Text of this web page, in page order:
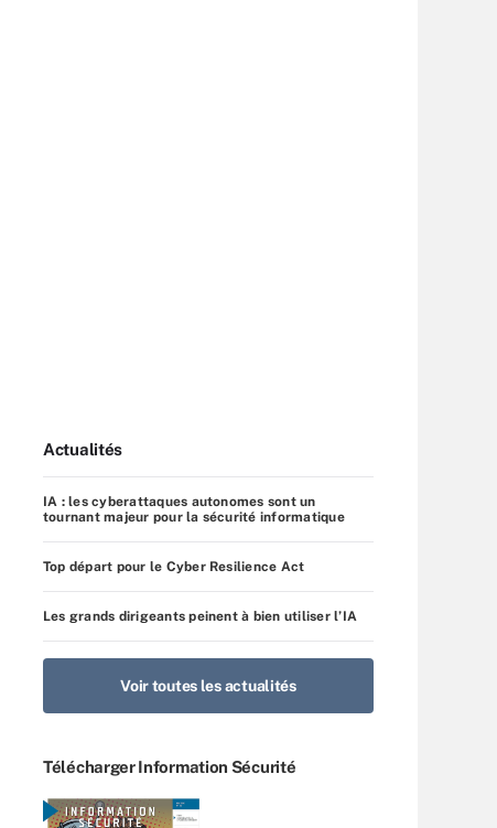
Actualités
IA : les cyberattaques autonomes sont un
tournant majeur pour la sécurité informatique
Top départ pour le Cyber Resilience Act
Les grands dirigeants peinent à bien utiliser l’IA
Voir toutes les actualités
Télécharger Information Sécurité